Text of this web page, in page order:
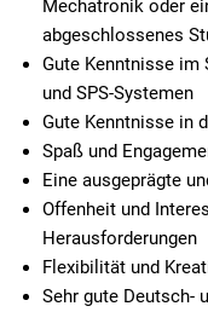
Mechatronik oder
abgeschlossenes
Gute Kenntnisse im
und SPS-Systemen
Gute Kenntnisse in
Spaß und
Eine ausgeprägte
Offenheit und
Herausforderungen
Flexibilität und
Sehr gute Deutsch-